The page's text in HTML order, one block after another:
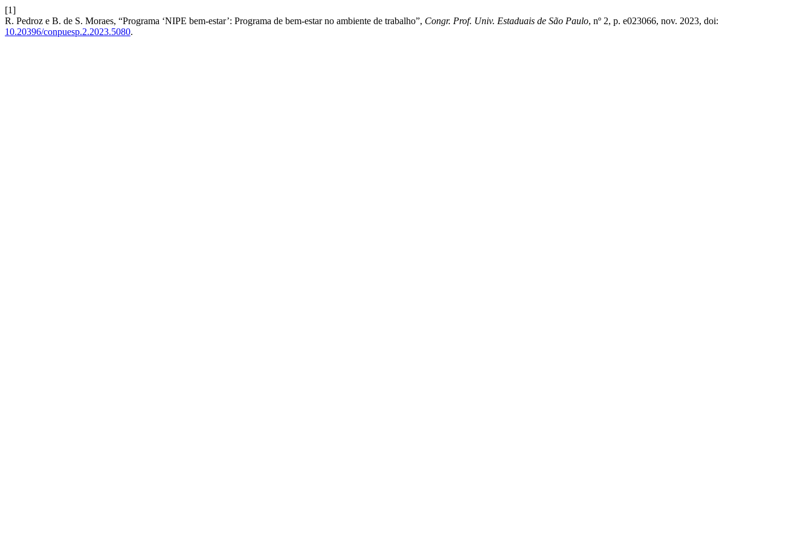
[1]
R. Pedroz e B. de S. Moraes, “Programa ‘NIPE bem-estar’: Programa de bem-estar no ambiente de trabalho”, Congr. Prof. Univ. Estaduais de São Paulo, nº 2, p. e023066, nov. 2023, doi:
10.20396/conpuesp.2.2023.5080.